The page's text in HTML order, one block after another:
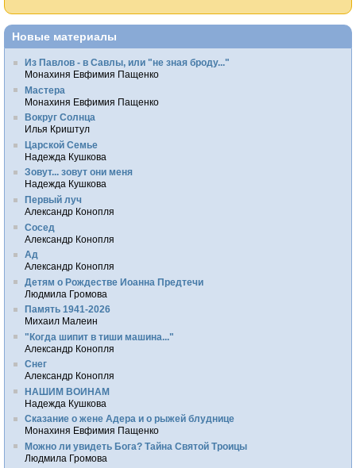
Новые материалы
Из Павлов - в Савлы, или "не зная броду..."
Монахиня Евфимия Пащенко
Мастера
Монахиня Евфимия Пащенко
Вокруг Солнца
Илья Криштул
Царской Семье
Надежда Кушкова
Зовут... зовут они меня
Надежда Кушкова
Первый луч
Александр Конопля
Сосед
Александр Конопля
Ад
Александр Конопля
Детям о Рождестве Иоанна Предтечи
Людмила Громова
Память 1941-2026
Михаил Малеин
"Когда шипит в тиши машина..."
Александр Конопля
Снег
Александр Конопля
НАШИМ ВОИНАМ
Надежда Кушкова
Сказание о жене Адера и о рыжей блуднице
Монахиня Евфимия Пащенко
Можно ли увидеть Бога? Тайна Святой Троицы
Людмила Громова